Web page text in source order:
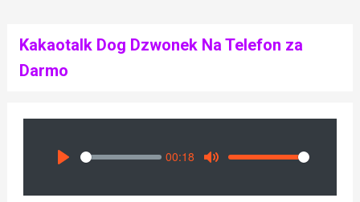
Kakaotalk Dog Dzwonek Na Telefon za
Darmo
Seek
00:18
Volume